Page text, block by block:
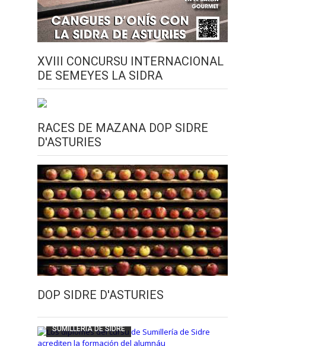
XVIII CONCURSU INTERNACIONAL
DE SEMEYES LA SIDRA
RACES DE MAZANA DOP SIDRE
D'ASTURIES
DOP SIDRE D'ASTURIES
CULTURA SIDRERA
ESCUELA DE SUMILLERÍA DE LA SIDRE
SUMILLERÍA DE SIDRE